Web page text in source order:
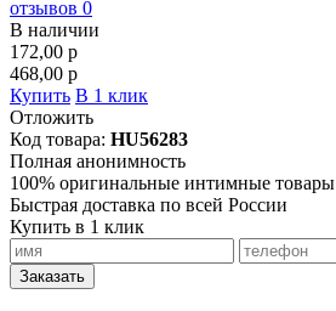
отзывов 0
В наличии
172,00 p
468,00 p
Купить В 1 клик
Отложить
Код товара: HU56283
Полная анонимность
100% оригинальные интимные товары
Быстрая доставка по всей России
Купить в 1 клик
Заказать